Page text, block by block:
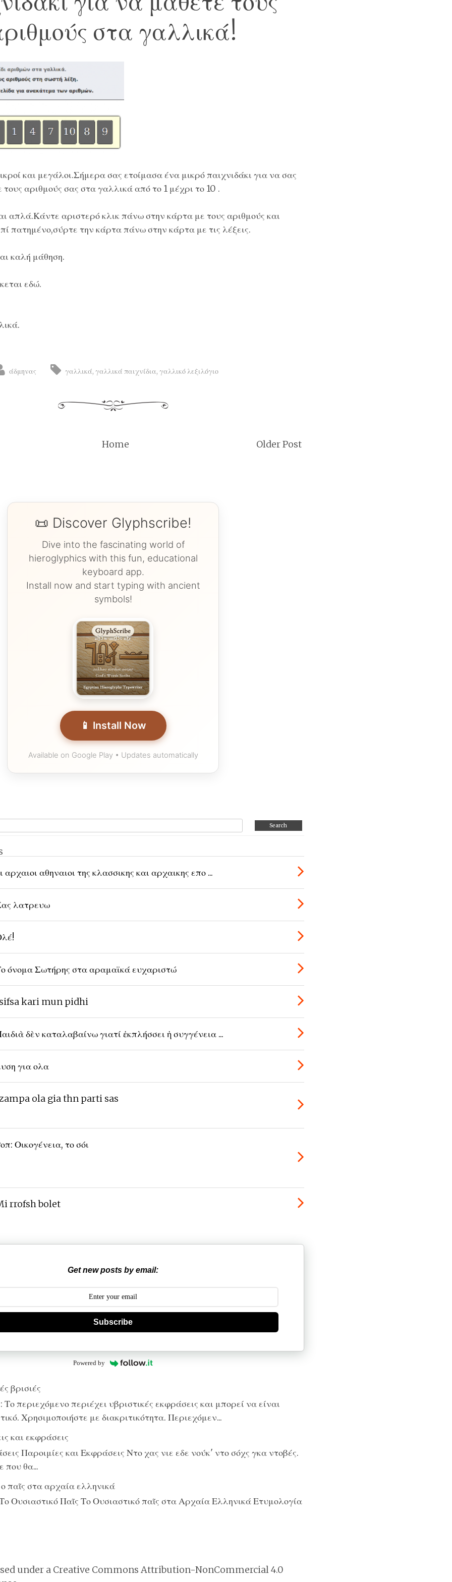
στα γαλλικά!
και μεγάλοι.Σήμερα σας ετοίμασα ένα μικρό παιχνιδάκι για να σας
τους αριθμούς σας στα γαλλικά από το 1 μέχρι το 10 .
απλά.Κάντε αριστερό κλικ πάνω στην κάρτα με τους αριθμούς και
πατημένο,σύρτε την κάρτα πάνω στην κάρτα με τις λέξεις.
καλή μάθηση.
εδώ.
άδμηνας γαλλικά, γαλλικά παιχνίδια, γαλλικό λεξιλόγιο
Older Post
Home
📜 Discover Glyphscribe!
Dive into the fascinating world of
hieroglyphics with this fun, educational
keyboard app.
Install now and start typing with ancient
symbols!
📱 Install Now
Available on Google Play • Updates automatically
αρχαιοι αθηναιοι της κλασσικης και αρχαικης επο ...
λατρευω
όνομα Σωτήρης στα αραμαϊκά ευχαριστώ
kari mun pidhi
δὲν καταλαβαίνω γιατί ἐκπλήσσει ἡ συγγένεια ...
για ολα
ola gia thn parti sas
Οικογένεια, το σόι
rrofsh bolet
Get new posts by email:
Subscribe
Powered by
βρισιές
περιεχόμενο περιέχει υβριστικές εκφράσεις και μπορεί να είναι
Χρησιμοποιήστε με διακριτικότητα. Περιεχόμεν...
και εκφράσεις
Παροιμίες και Εκφράσεις Ντο χας νιε εδε νούκ' ντο σόχς γκα ντοβές.
που θα...
παῖς στα αρχαία ελληνικά
Ουσιαστικό Παῖς Το Ουσιαστικό παῖς στα Αρχαία Ελληνικά Ετυμολογία
under a Creative Commons Attribution-NonCommercial 4.0